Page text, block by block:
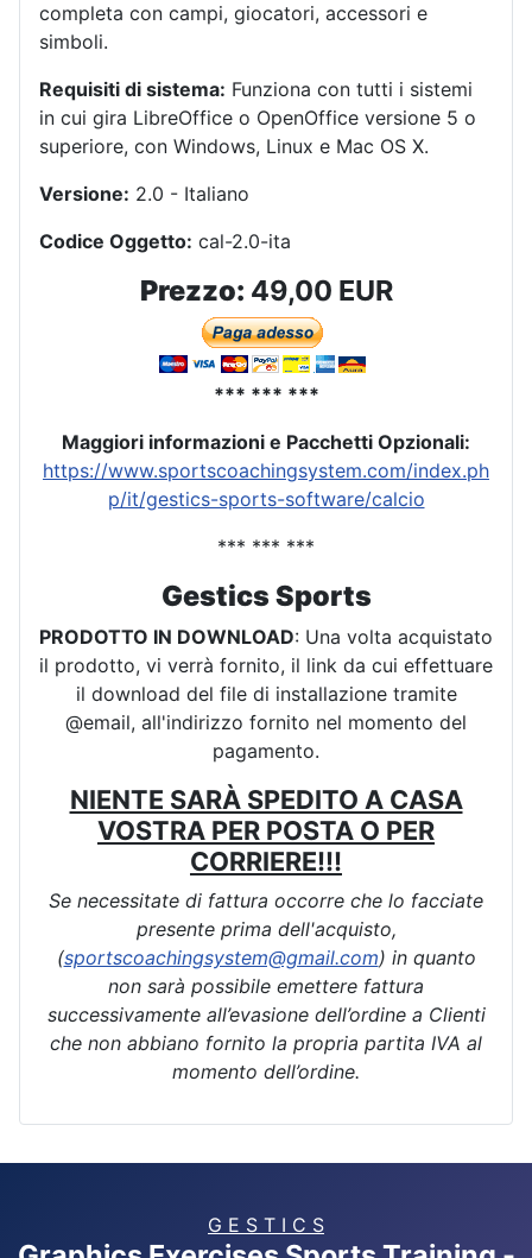
completa con campi, giocatori, accessori e
simboli.
Requisiti di sistema: Funziona con tutti i sistemi
in cui gira LibreOffice o OpenOffice versione 5 o
superiore, con Windows, Linux e Mac OS X.
Versione: 2.0 - Italiano
Codice Oggetto: cal-2.0-ita
Prezzo: 49,00 EUR
*** *** ***
Maggiori informazioni e Pacchetti Opzionali:
https://www.sportscoachingsystem.com/index.ph
p/it/gestics-sports-software/calcio
*** *** ***
Gestics Sports
PRODOTTO IN DOWNLOAD: Una volta acquistato
il prodotto, vi verrà fornito, il link da cui effettuare
il download del file di installazione tramite
@email, all'indirizzo fornito nel momento del
pagamento.
NIENTE SARÀ SPEDITO A CASA
VOSTRA PER POSTA O PER
CORRIERE!!!
Se necessitate di fattura occorre che lo facciate
presente prima dell'acquisto,
(sportscoachingsystem@gmail.com) in quanto
non sarà possibile emettere fattura
successivamente all’evasione dell’ordine a Clienti
che non abbiano fornito la propria partita IVA al
momento dell’ordine.
G E S T I C S